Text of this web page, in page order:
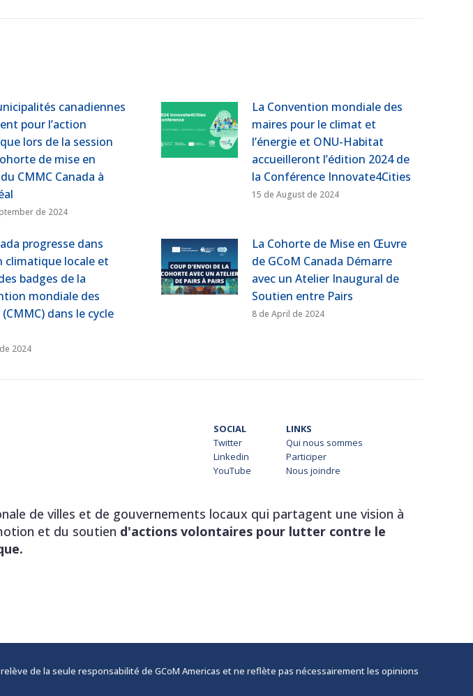
canadiennes
pour l’action
lors de la session
de mise en
CMMC Canada à
de 2024
La Convention mondiale des
maires pour le climat et
l’énergie et ONU-Habitat
accueilleront l’édition 2024 de
la Conférence Innovate4Cities
15 de August de 2024
progresse dans
climatique locale et
badges de la
mondiale des
dans le cycle
2024
La Cohorte de Mise en Œuvre
de GCoM Canada Démarre
avec un Atelier Inaugural de
Soutien entre Pairs
8 de April de 2024
SOCIAL
Twitter
Linkedin
YouTube
LINKS
Qui nous sommes
Participer
Nous joindre
de villes et de gouvernements locaux qui partagent une vision à
et du soutien d'actions volontaires pour lutter contre le
de la seule responsabilité de GCoM Americas et ne reflète pas nécessairement les opinions